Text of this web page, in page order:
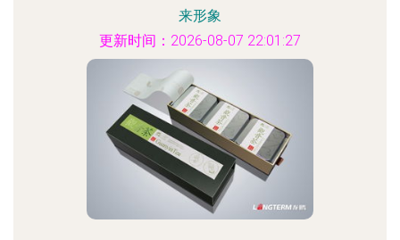
来形象
更新时间：2026-08-07 22:01:27